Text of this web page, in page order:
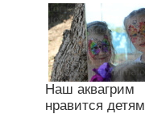
Наш аквагрим
нравится детям